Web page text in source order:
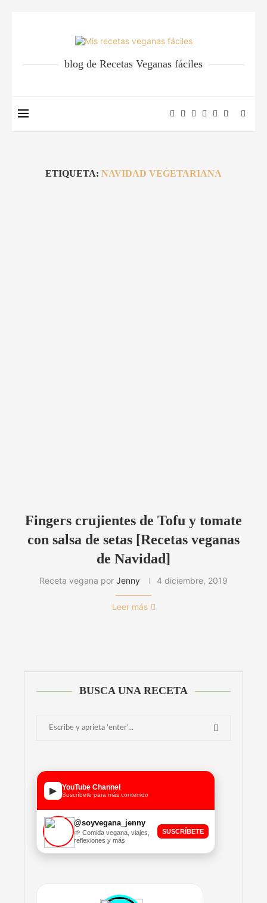
blog de Recetas Veganas fáciles
ETIQUETA: NAVIDAD VEGETARIANA
Fingers crujientes de Tofu y tomate
con salsa de setas [Recetas veganas
de Navidad]
Receta vegana por Jenny 4 diciembre, 2019
Leer más
BUSCA UNA RECETA
▶ YouTube Channel
Suscríbete para más contenido
@soyvegana_jenny
🌱 Comida vegana, viajes,
reflexiones y más
SUSCRÍBETE